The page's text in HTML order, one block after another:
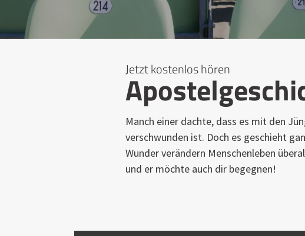
Jetzt kostenlos hören
Manch einer dachte, dass es mit den
verschwunden ist. Doch es geschieht
Wunder verändern Menschenleben
und er möchte auch dir begegnen!